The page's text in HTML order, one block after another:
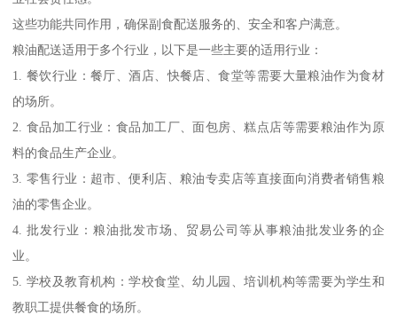
这些功能共同作用，确保副食配送服务的、安全和客户满意。
粮油配送适用于多个行业，以下是一些主要的适用行业：
1. 餐饮行业：餐厅、酒店、快餐店、食堂等需要大量粮油作为食材
的场所。
2. 食品加工行业：食品加工厂、面包房、糕点店等需要粮油作为原
料的食品生产企业。
3. 零售行业：超市、便利店、粮油专卖店等直接面向消费者销售粮
油的零售企业。
4. 批发行业：粮油批发市场、贸易公司等从事粮油批发业务的企
业。
5. 学校及教育机构：学校食堂、幼儿园、培训机构等需要为学生和
教职工提供餐食的场所。